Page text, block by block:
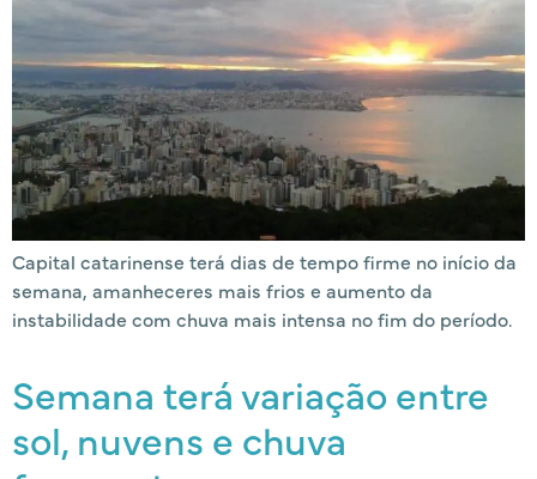
Capital catarinense terá dias de tempo firme no início da
semana, amanheceres mais frios e aumento da
instabilidade com chuva mais intensa no fim do período.
Semana terá variação entre
sol, nuvens e chuva